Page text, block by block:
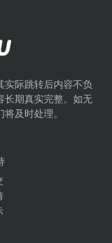
际跳转后内容不负
长期真实完整。如无
及时处理。